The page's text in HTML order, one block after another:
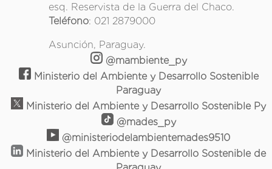
esq. Reservista de la Guerra del Chaco.
Teléfono: 021 2879000
Asunción, Paraguay.
@mambiente_py
Ministerio del Ambiente y Desarrollo Sostenible
Paraguay
Ministerio del Ambiente y Desarrollo Sostenible Py
@mades_py
@ministeriodelambientemades9510
Ministerio del Ambiente y Desarrollo Sostenible de